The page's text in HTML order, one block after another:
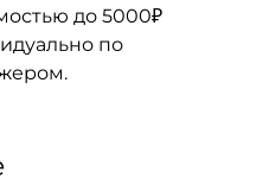
до 5000₽
по